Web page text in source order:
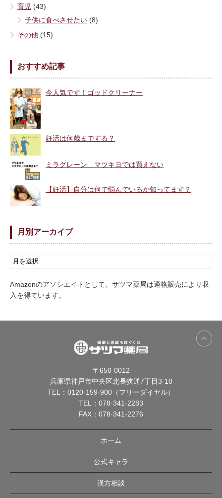
育児 (43)
子供に食べさせたい (8)
その他 (15)
おすすめ記事
今人気です！ゴッドクリーナー
妊活は何歳までする？
ミラグレーン マツキヨでは買えない
【妊活】自分は何で悩んでいるか知ってます？
月別アーカイブ
Amazonのアソシエイトとして、サツマ薬局は適格販売により収
入を得ています。
〒650-0012
兵庫県神戸市中央区北長狭通7丁目3-10
TEL： 0120-159-900（フリーダイヤル）
TEL： 078-341-2283
FAX：078-341-2276
ホーム
公式キャラ
漢方相談